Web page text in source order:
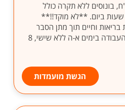
25,000 ש"ח, בונוסים ללא תקרה כולל
הפרשות לסוציאליות, 8 שעות ביום. **לא מוקד!!**
בריאות וחיים תוך מתן הסבר
מקצועי ושירות ללקוח! העבודה בימים א-ה ללא שישי, 8
הגשת מועמדות